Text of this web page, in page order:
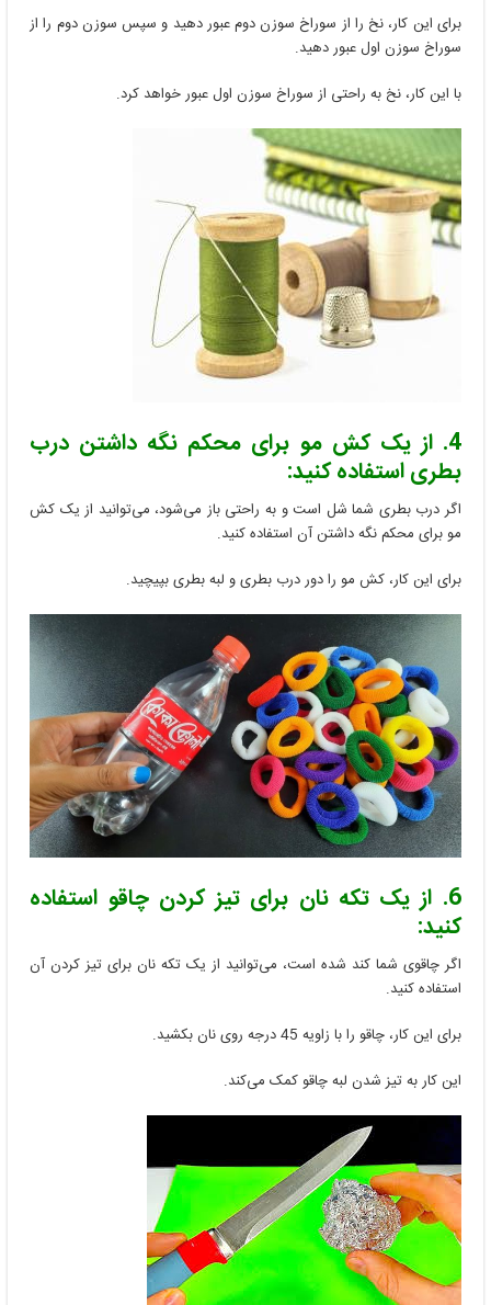
برای این کار، نخ را از سوراخ سوزن دوم عبور دهید و سپس سوزن دوم را از
سوراخ سوزن اول عبور دهید.
با این کار، نخ به راحتی از سوراخ سوزن اول عبور خواهد کرد.
4. از یک کش مو برای محکم نگه داشتن درب
بطری استفاده کنید:
اگر درب بطری شما شل است و به راحتی باز می‌شود، می‌توانید از یک کش
مو برای محکم نگه داشتن آن استفاده کنید.
برای این کار، کش مو را دور درب بطری و لبه بطری بپیچید.
6. از یک تکه نان برای تیز کردن چاقو استفاده
کنید:
اگر چاقوی شما کند شده است، می‌توانید از یک تکه نان برای تیز کردن آن
استفاده کنید.
برای این کار، چاقو را با زاویه 45 درجه روی نان بکشید.
این کار به تیز شدن لبه چاقو کمک می‌کند.